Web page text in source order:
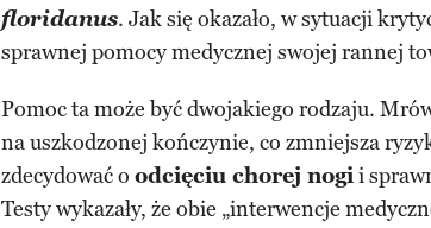
floridanus. Jak się okazało, w sytuacji
sprawnej pomocy medycznej swojej rannej
Pomoc ta może być dwojakiego rodzaju.
na uszkodzonej kończynie, co zmniejsza
zdecydować o odcięciu chorej nogii
Testy wykazały, że obie „interwencje